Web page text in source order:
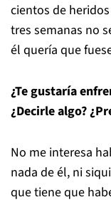
cientos de
tres semanas no
él quería que
¿Te gustaría
¿Decirle algo?
No me interesa
nada de él, ni
que tiene que